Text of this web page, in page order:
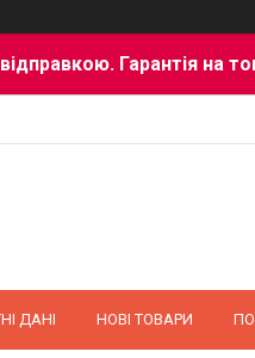
Гарантія на
ДАНІ НОВІ ТОВАРИ